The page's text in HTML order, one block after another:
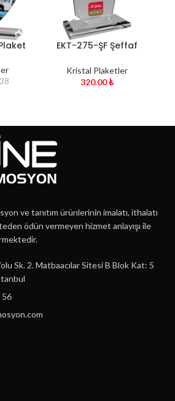
EKT-275-ŞF Şeffaf
Kristal Plaketler
320.00₺
ve tanıtım ürünlerinin imalatı, ithalatı
ödün vermeyen hizmet anlayışı ile
Sk. 2. Matbaacılar Sitesi B Blok Kat: 5
56